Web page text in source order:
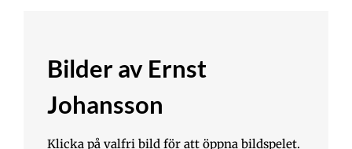
Bilder av Ernst
Johansson
Klicka på valfri bild för att öppna bildspelet.